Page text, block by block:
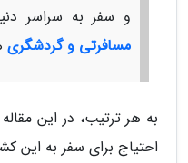
و سفر به سراسر
مسافرتی و گردشگری
به هر ترتیب، در این
احتیاج برای سفر به این